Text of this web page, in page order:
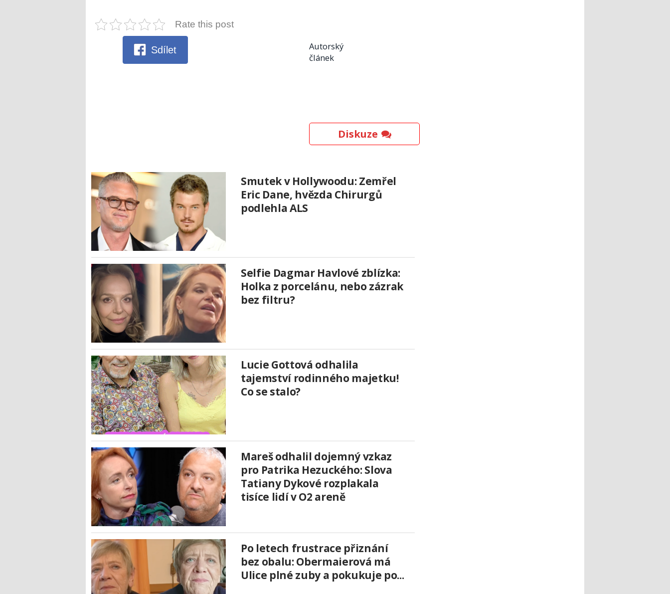
Rate this post
Sdílet
Autorský
článek
Diskuze
Smutek v Hollywoodu: Zemřel
Eric Dane, hvězda Chirurgů
podlehla ALS
Selfie Dagmar Havlové zblízka:
Holka z porcelánu, nebo zázrak
bez filtru?
Lucie Gottová odhalila
tajemství rodinného majetku!
Co se stalo?
Mareš odhalil dojemný vzkaz
pro Patrika Hezuckého: Slova
Tatiany Dykové rozplakala
tisíce lidí v O2 areně
Po letech frustrace přiznání
bez obalu: Obermaierová má
Ulice plné zuby a pokukuje po...